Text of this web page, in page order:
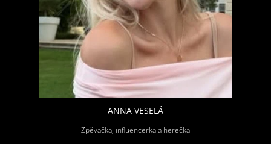
ANNA VESELÁ
Zpěvačka, influencerka a herečka